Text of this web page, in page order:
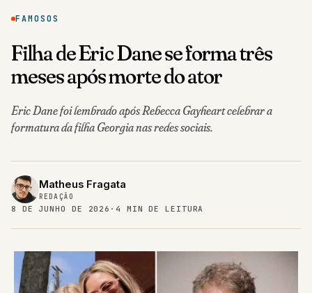
FAMOSOS
Filha de Eric Dane se forma três
meses após morte do ator
Eric Dane foi lembrado após Rebecca Gayheart celebrar a
formatura da filha Georgia nas redes sociais.
Matheus Fragata
REDAÇÃO
8 DE JUNHO DE 2026 ·4 MIN DE LEITURA